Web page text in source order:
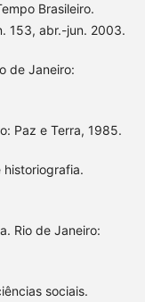
Brasileiro.
153, abr.-jun. 2003.
de Janeiro:
Paz e Terra, 1985.
historiografia.
Rio de Janeiro:
sociais.